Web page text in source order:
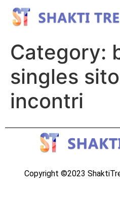
Category:
singles
incontri
Copyright ©2023